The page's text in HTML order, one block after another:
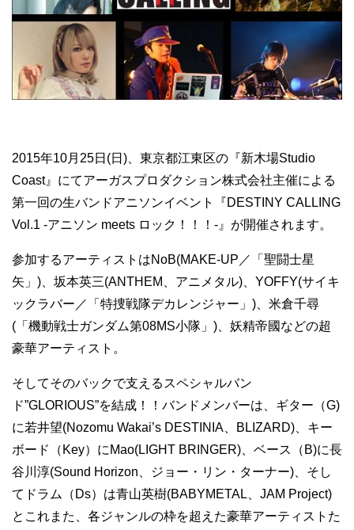
2015年10月25日(日)、東京都江東区の『新木場Studio
Coast』にてアーガスプロダクション株式会社主催による
第一回の生バンドアニソンイベント『DESTINY CALLING
Vol.1 -アニソン meets ロック！！！-』が開催されます。
参加するアーティストはNoB(MAKE-UP／「聖闘士星
矢」)、坂本英三(ANTHEM、アニメタル)、YOFFY(サイキ
ックラバー／「特捜戦隊デカレンジャー」)、米倉千尋
(「機動戦士ガンダム第08MS小隊」)、妖精帝國などの超
豪華アーティスト。
そしてそのバックで支えるスペシャルバン
ド”GLORIOUS”を結成！！バンドメンバーは、ギター（G)
に若井望(Nozomu Wakai’s DESTINIA、BLIZARD)、キー
ボード（Key）にMao(LIGHT BRINGER)、ベース（B)に長
谷川淳(Sound Horizon、ジョー・リン・ターナー)、そし
てドラム（Ds）は青山英樹(BABYMETAL、JAM Project)
とこれまた、各ジャンルの枠を超えた豪華アーティストた